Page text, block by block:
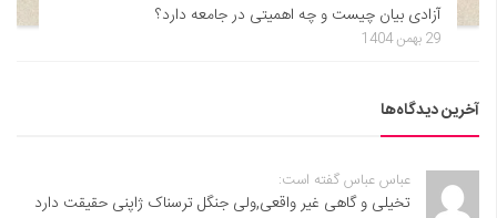
آزادی بیان چیست و چه اهمیتی در جامعه دارد؟
29 بهمن 1404
آخرین دیدگاه‌ها
عباس عباس گفته است:
تخیلی و گاهی غیر واقعی,ولی جنگل ترسناک ژاپنی حقیقت دارد